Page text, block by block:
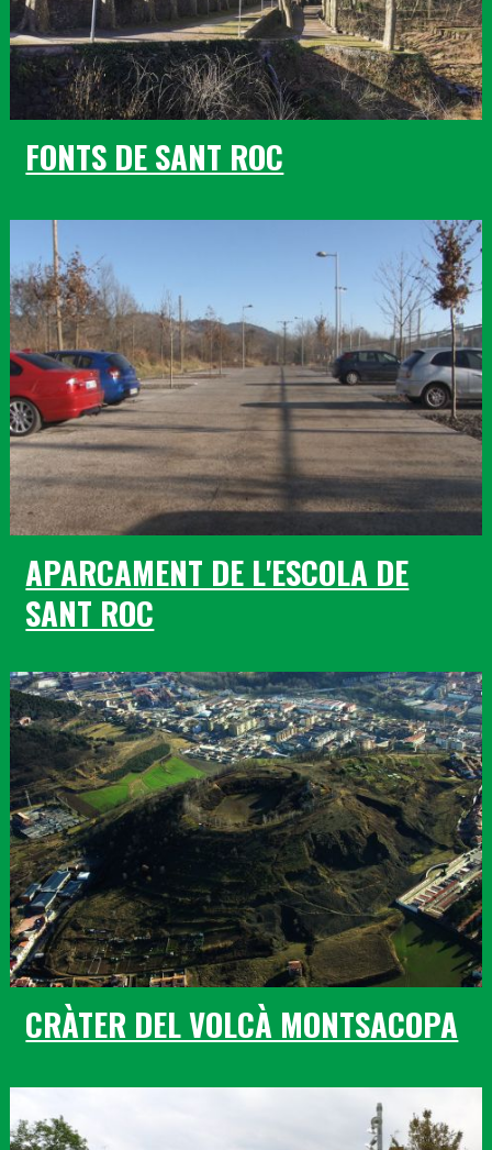
FONTS DE SANT ROC
APARCAMENT DE L'ESCOLA DE
SANT ROC
CRÀTER DEL VOLCÀ MONTSACOPA